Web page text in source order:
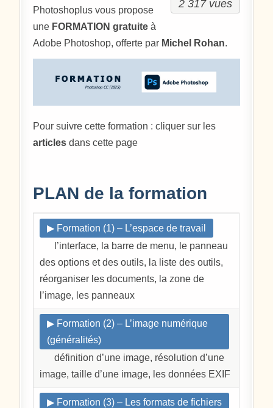
2 317 vues
Photoshoplus vous propose
une FORMATION gratuite à
Adobe Photoshop, offerte par Michel Rohan.
Pour suivre cette formation : cliquer sur les
articles dans cette page
PLAN de la formation
▶ Formation (1) – L’espace de travail
l’interface, la barre de menu, le panneau
des options et des outils, la liste des outils,
réorganiser les documents, la zone de
l’image, les panneaux
▶ Formation (2) – L’image numérique
(généralités)
définition d’une image, résolution d’une
image, taille d’une image, les données EXIF
▶ Formation (3) – Les formats de fichiers